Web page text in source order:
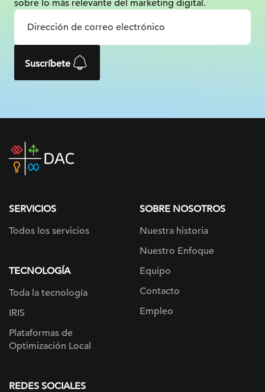
sobre lo más relevante del marketing digital.
Suscríbete
DAC
home
SERVICIOS
Todos los servicios
TECNOLOGÍA
Toda la tecnología
IRIS
Plataformas de
Optimización Local
SOBRE NOSOTROS
Nuestra historia
Nuestro Enfoque
Equipo
Contacto
Empleo
REDES SOCIALES